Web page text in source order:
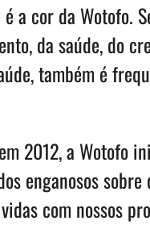
é a cor da Wotofo.
da saúde, do
também é
2012, a Wotofo
enganosos
com nossos